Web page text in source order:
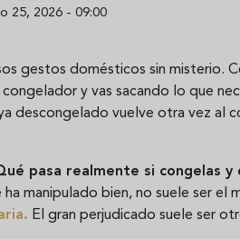
25, 2026 - 09:00
gestos domésticos sin misterio.
y vas sacando lo que
descongelado vuelve otra vez al
pasa realmente si congelas y
ha manipulado bien, no suele ser
El gran perjudicado suele ser